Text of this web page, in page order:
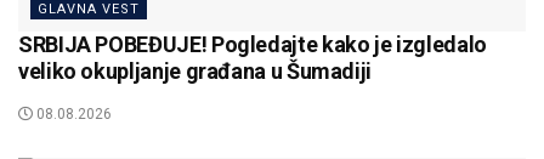
GLAVNA VEST
SRBIJA POBEĐUJE! Pogledajte kako je izgledalo
veliko okupljanje građana u Šumadiji
08.08.2026